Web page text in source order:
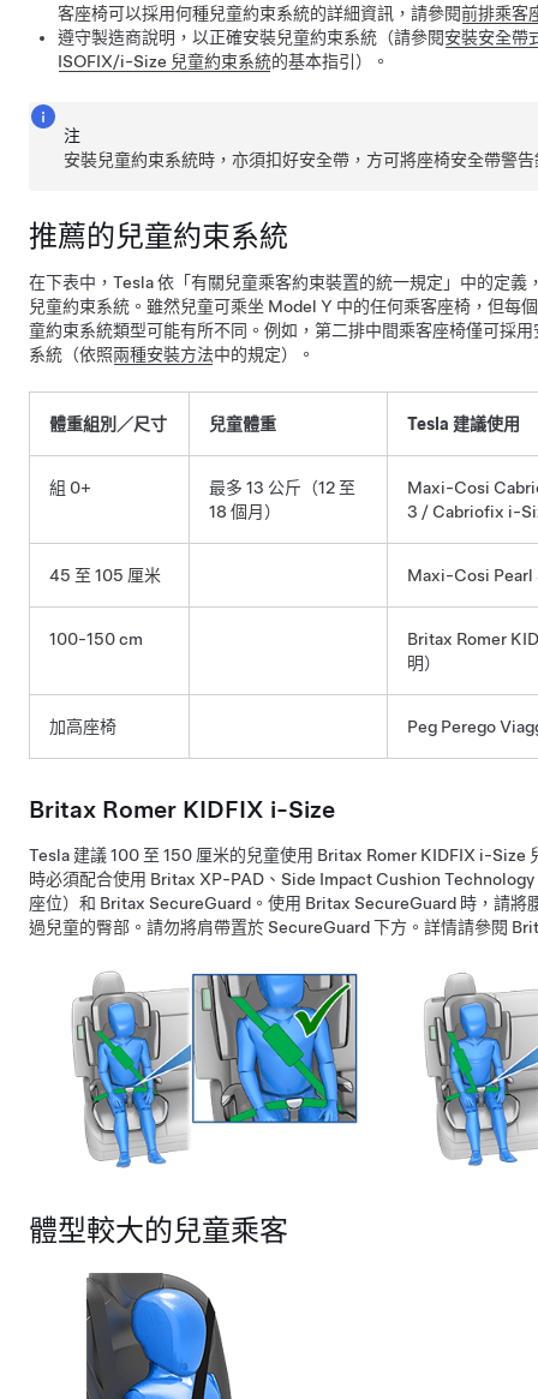
客座椅可以採用何種兒童約束系統的詳細資訊，請參閱前排乘客
遵守製造商說明，以正確安裝兒童約束系統（請參閱安裝安全帶
ISOFIX/i-Size 兒童約束系統的基本指引）。
注
安裝兒童約束系統時，亦須扣好安全帶，方可將座椅安全帶警
推薦的兒童約束系統
在下表中，Tesla 依「有關兒童乘客約束裝置的統一規定」中的定義
兒童約束系統。雖然兒童可乘坐 Model Y 中的任何乘客座椅，但每
童約束系統類型可能有所不同。例如，第二排中間乘客座椅僅可採
系統（依照兩種安裝方法中的規定）。
體重組別／尺寸 兒童體重 Tesla 建議使用
組 0+
最多 13 公斤（12 至
18 個月）
Maxi-Cosi
3 / Cabriofix i-
45 至 105 厘米 Maxi-Cosi
100-150 cm
Britax Romer
明）
加高座椅 Peg Perego
Britax Romer KIDFIX i-Size
Tesla 建議 100 至 150 厘米的兒童使用 Britax Romer KIDFIX i-Size
時必須配合使用 Britax XP-PAD、Side Impact Cushion
座位）和 Britax SecureGuard。使用 Britax SecureGuard 時，請將
過兒童的臀部。請勿將肩帶置於 SecureGuard 下方。詳情請參閱
體型較大的兒童乘客